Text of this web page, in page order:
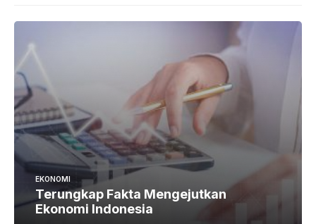
EKONOMI
Terungkap Fakta Mengejutkan
Ekonomi Indonesia